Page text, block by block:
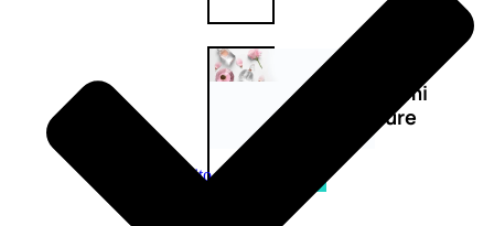
profumi
nature
Esaurito